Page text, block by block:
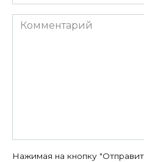
Комментарий
Нажимая на кнопку